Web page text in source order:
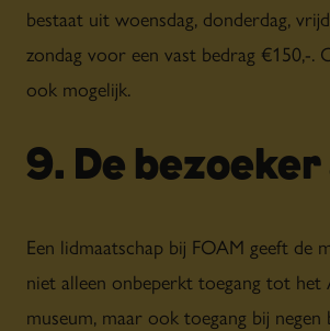
bestaat uit woensdag, donderdag,
zondag voor een vast bedrag €150,-.
ook mogelijk.
9. De bezoeker
Een lidmaatschap bij FOAM geeft de
niet alleen onbeperkt toegang tot het
museum, maar ook toegang bij negen